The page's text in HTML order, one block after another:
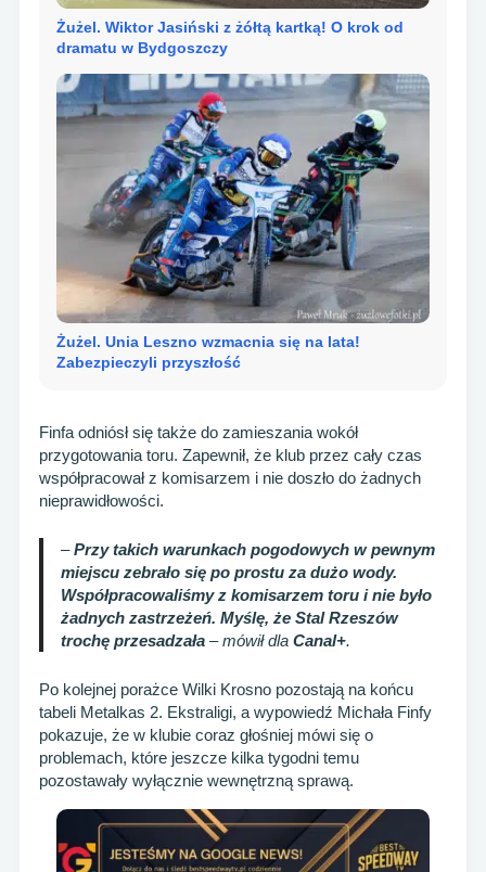
Żużel. Wiktor Jasiński z żółtą kartką! O krok od
dramatu w Bydgoszczy
Żużel. Unia Leszno wzmacnia się na lata!
Zabezpieczyli przyszłość
Finfa odniósł się także do zamieszania wokół
przygotowania toru. Zapewnił, że klub przez cały czas
współpracował z komisarzem i nie doszło do żadnych
nieprawidłowości.
–Przy takich warunkach pogodowych w pewnym
miejscu zebrało się po prostu za dużo wody.
Współpracowaliśmy z komisarzem toru i nie było
żadnych zastrzeżeń. Myślę, że Stal Rzeszów
trochę przesadzała – mówił dla Canal+.
Po kolejnej porażce Wilki Krosno pozostają na końcu
tabeli Metalkas 2. Ekstraligi, a wypowiedź Michała Finfy
pokazuje, że w klubie coraz głośniej mówi się o
problemach, które jeszcze kilka tygodni temu
pozostawały wyłącznie wewnętrzną sprawą.